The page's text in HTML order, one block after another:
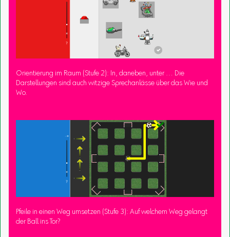
Orientierung im Raum (Stufe 2): In, daneben, unter … Die
Darstellungen sind auch witzige Sprechanlässe über das Wie und
Wo.
Pfeile in einen Weg umsetzen (Stufe 3): Auf welchem Weg gelangt
der Ball ins Tor?